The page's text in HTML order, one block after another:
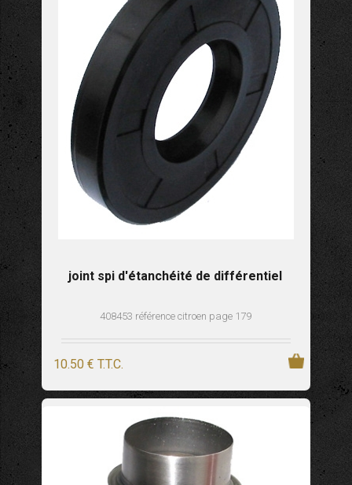
joint spi d'étanchéité de différentiel
408453 référence citroen page 179
10.50 € T.T.C.